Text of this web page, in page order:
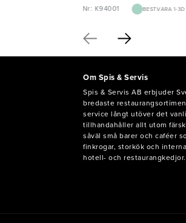
Art. Nr: K94001 BEST.VARA 1-3D
Om Spis & Servis
Spis & Servis AB erbjuder
bredaste
service långt utöver det
tillhandahåller allt utom
såväl små barer och caféer
finkrogar, storkök och
hotell- och restaurangkedjor.